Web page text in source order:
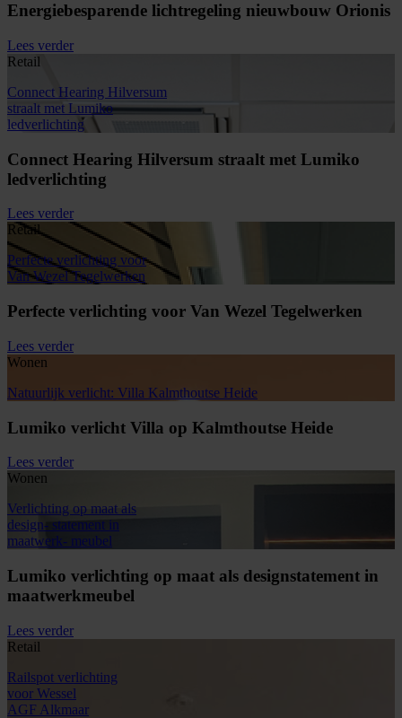
Energiebesparende lichtregeling nieuwbouw Orionis
Lees verder
Retail
Connect Hearing Hilversum
straalt met Lumiko
ledverlichting
Connect Hearing Hilversum straalt met Lumiko
ledverlichting
Lees verder
Retail
Perfecte verlichting voor
Van Wezel Tegelwerken
Perfecte verlichting voor Van Wezel Tegelwerken
Lees verder
Wonen
Natuurlijk verlicht: Villa Kalmthoutse Heide
Lumiko verlicht Villa op Kalmthoutse Heide
Lees verder
Wonen
Verlichting op maat als
design- statement in
maatwerk- meubel
Lumiko verlichting op maat als designstatement in
maatwerkmeubel
Lees verder
Retail
Railspot verlichting
voor Wessel
AGF Alkmaar